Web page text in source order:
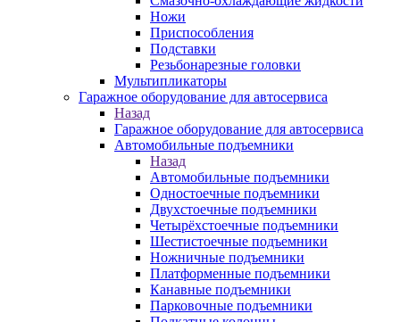
Ножи
Приспособления
Подставки
Резьбонарезные головки
Мультипликаторы
Гаражное оборудование для автосервиса
Назад
Гаражное оборудование для автосервиса
Автомобильные подъемники
Назад
Автомобильные подъемники
Одностоечные подъемники
Двухстоечные подъемники
Четырёхстоечные подъемники
Шестистоечные подъемники
Ножничные подъемники
Платформенные подъемники
Канавные подъемники
Парковочные подъемники